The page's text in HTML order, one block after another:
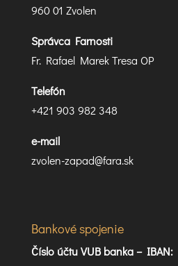
960 01 Zvolen
Správca Farnosti
Fr. Rafael Marek Tresa OP
Telefón
+421 903 982 348
e-mail
zvolen-zapad@fara.sk
Bankové spojenie
Číslo účtu VUB banka – IBAN: